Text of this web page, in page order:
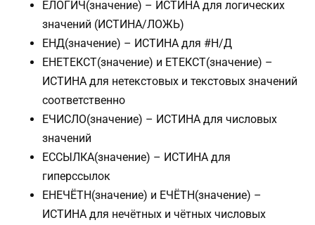
ЕЛОГИЧ(значение) – ИСТИНА для логических
значений (ИСТИНА/ЛОЖЬ)
ЕНД(значение) – ИСТИНА для #Н/Д
ЕНЕТЕКСТ(значение) и ЕТЕКСТ(значение) –
ИСТИНА для нетекстовых и текстовых значений
соответственно
ЕЧИСЛО(значение) – ИСТИНА для числовых
значений
ЕССЫЛКА(значение) – ИСТИНА для
гиперссылок
ЕНЕЧЁТН(значение) и ЕЧЁТН(значение) –
ИСТИНА для нечётных и чётных числовых